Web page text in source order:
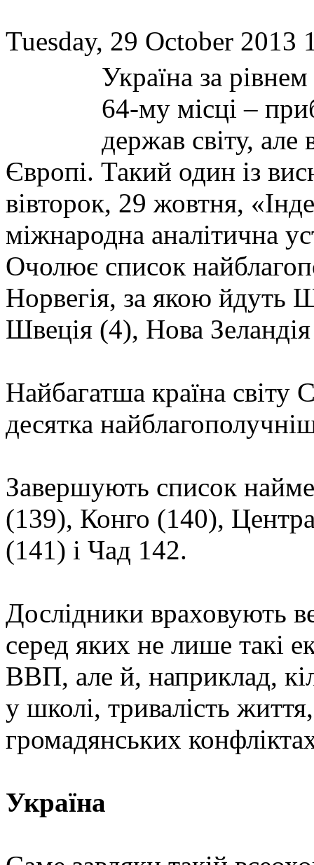
Tuesday, 29 October 2013
Україна за
64-му місці –
держав світу, але
Європі. Такий один із
вівторок, 29 жовтня,
міжнародна аналітична
Очолює список
Норвегія, за якою йдуть
Швеція (4), Нова
Найбагатша країна
десятка
Завершують список
(139), Конго (140),
(141) і Чад 142.
Дослідники враховують
серед яких не лише такі
ВВП, але й, наприклад,
у школі, тривалість
громадянських
Україна